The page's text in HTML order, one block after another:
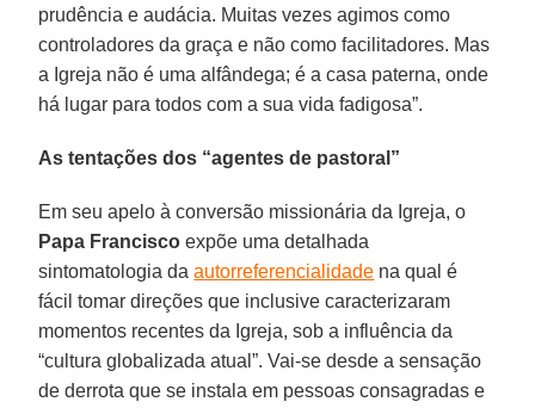
prudência e audácia. Muitas vezes agimos como
controladores da graça e não como facilitadores. Mas
a Igreja não é uma alfândega; é a casa paterna, onde
há lugar para todos com a sua vida fadigosa”.
As tentações dos “agentes de pastoral”
Em seu apelo à conversão missionária da Igreja, o
Papa Francisco expõe uma detalhada
sintomatologia daautorreferencialidade na qual é
fácil tomar direções que inclusive caracterizaram
momentos recentes da Igreja, sob a influência da
“cultura globalizada atual”. Vai-se desde a sensação
de derrota que se instala em pessoas consagradas e